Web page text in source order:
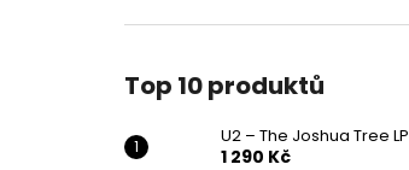
Top 10 produktů
U2 – The Joshua Tree LP
1 290 Kč